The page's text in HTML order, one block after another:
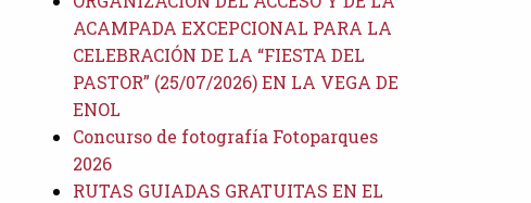
ACAMPADA EXCEPCIONAL PARA LA
CELEBRACIÓN DE LA “FIESTA DEL
PASTOR” (25/07/2026) EN LA VEGA DE
ENOL
Concurso de fotografía Fotoparques
2026
RUTAS GUIADAS GRATUITAS EN EL